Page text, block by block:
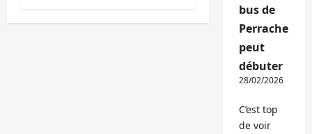
bus de
Perrache
peut
débuter
28/02/2026
C’est top
de voir